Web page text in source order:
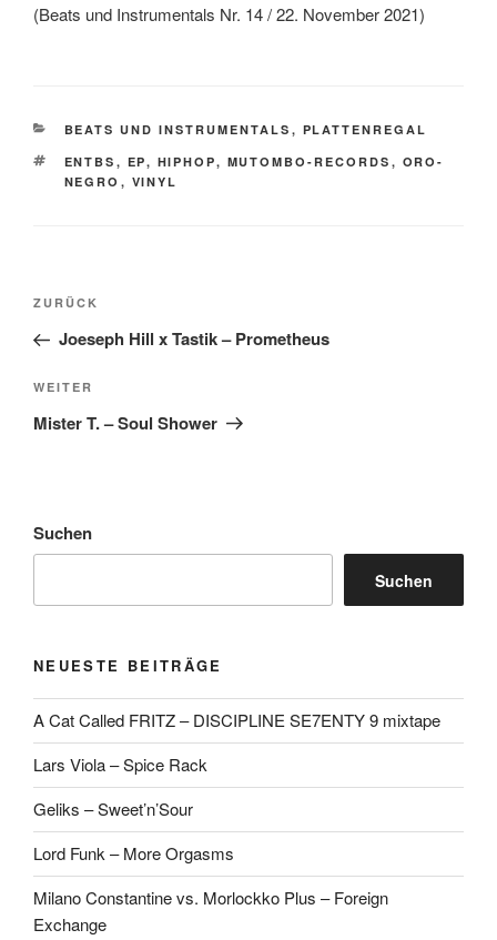
(Beats und Instrumentals Nr. 14 / 22. November 2021)
KATEGORIEN
BEATS UND INSTRUMENTALS , PLATTENREGAL
SCHLAGWÖRTER
ENTBS , EP, HIPHOP, MUTOMBO-RECORDS , ORO-
NEGRO , VINYL
Beitragsnavigation
Vorheriger
Beitrag
ZURÜCK
Joeseph Hill x Tastik – Prometheus
Nächster
Beitrag
WEITER
Mister T. – Soul Shower
Suchen
Suchen
NEUESTE BEITRÄGE
A Cat Called FRITZ – DISCIPLINE SE7ENTY 9 mixtape
Lars Viola – Spice Rack
Geliks – Sweet’n’Sour
Lord Funk – More Orgasms
Milano Constantine vs. Morlockko Plus – Foreign
Exchange